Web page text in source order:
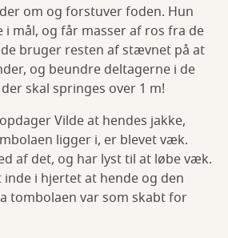
om og forstuver foden. Hun
i mål, og får masser af ros fra de
bruger resten af stævnet på at
og beundre deltagerne i de
skal springes over 1 m!
Vilde at hendes jakke,
ligger i, er blevet væk.
af det, og har lyst til at løbe væk.
i hjertet at hende og den
tombolaen var som skabt for